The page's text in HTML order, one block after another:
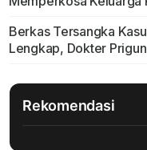
Berkas Tersangka
Lengkap, Dokter
Rekomendasi